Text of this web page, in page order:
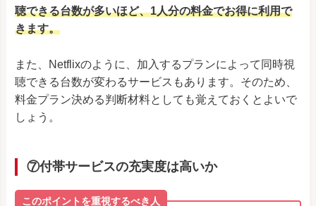
聴できる台数が多いほど、1人分の料金でお得に利用で
きます。
また、Netflixのように、加入するプランによって同時視
聴できる台数が変わるサービスもあります。そのため、
料金プラン決める判断材料としても覚えておくとよいで
しょう。
⑦付帯サービスの充実度は高いか
このポイントを重視するべき人